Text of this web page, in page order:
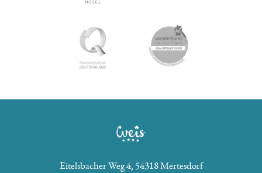
Eitelsbacher Weg 4 54318 Mertesdorf